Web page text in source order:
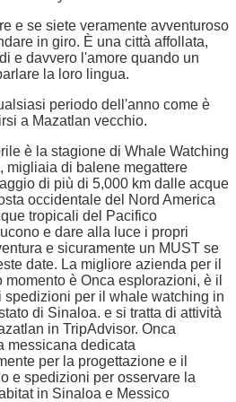
e se siete veramente avventuroso
in giro. È una città affollata,
e davvero l'amore quando un
la loro lingua.
periodo dell'anno come è
a Mazatlan vecchio.
è la stagione di Whale Watching
migliaia di balene megattere
di più di 5,000 km dalle acque
occidentale del Nord America
tropicali del Pacifico
e dare alla luce i propri
e sicuramente un MUST se
date. La migliore azienda per il
è Onca esplorazioni, è il
per il whale watching in
di Sinaloa. e si tratta di attività
in TripAdvisor. Onca
messicana dedicata
per la progettazione e il
e spedizioni per osservare la
in Sinaloa e Messico